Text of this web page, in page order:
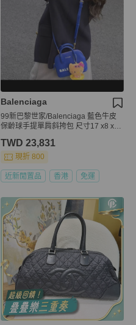
Balenciaga
99新巴黎世家/Balenciaga 藍色牛皮
保齡球手提單肩斜挎包 尺寸17 x8 x15
TWD 23,831
現折 800
近新閒置品 香港 免運